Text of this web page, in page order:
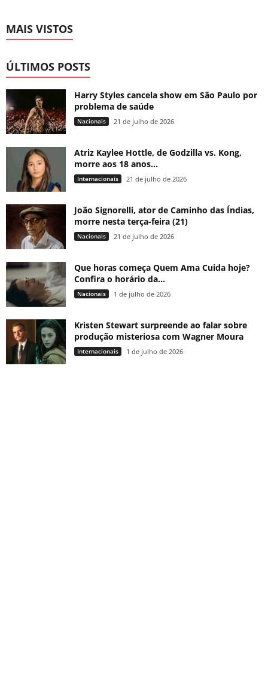
MAIS VISTOS
ÚLTIMOS POSTS
Harry Styles cancela show em São Paulo por
problema de saúde
Nacionais 21 de julho de 2026
Atriz Kaylee Hottle, de Godzilla vs. Kong,
morre aos 18 anos...
Internacionais 21 de julho de 2026
João Signorelli, ator de Caminho das Índias,
morre nesta terça-feira (21)
Nacionais 21 de julho de 2026
Que horas começa Quem Ama Cuida hoje?
Confira o horário da...
Nacionais 1 de julho de 2026
Kristen Stewart surpreende ao falar sobre
produção misteriosa com Wagner Moura
Internacionais 1 de julho de 2026